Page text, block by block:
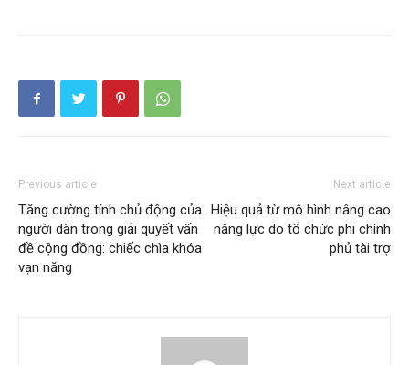
Previous article
Tăng cường tính chủ động của
người dân trong giải quyết vấn
đề cộng đồng: chiếc chìa khóa
vạn năng
Next article
Hiệu quả từ mô hình nâng cao
năng lực do tổ chức phi chính
phủ tài trợ